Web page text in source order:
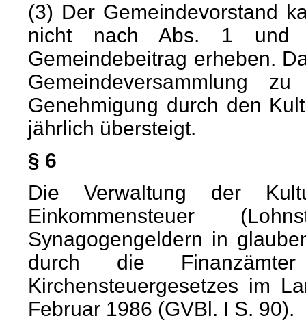
(3) Der Gemeindevorstand
nicht nach Abs. 1 und
Gemeindebeitrag erheben.
Gemeindeversammlung
Genehmigung durch den
jährlich übersteigt.
§ 6
Die Verwaltung der
Einkommensteuer
Synagogengeldern in
durch die
Kirchensteuergesetzes im
Februar 1986 (GVBl. I S. 90).